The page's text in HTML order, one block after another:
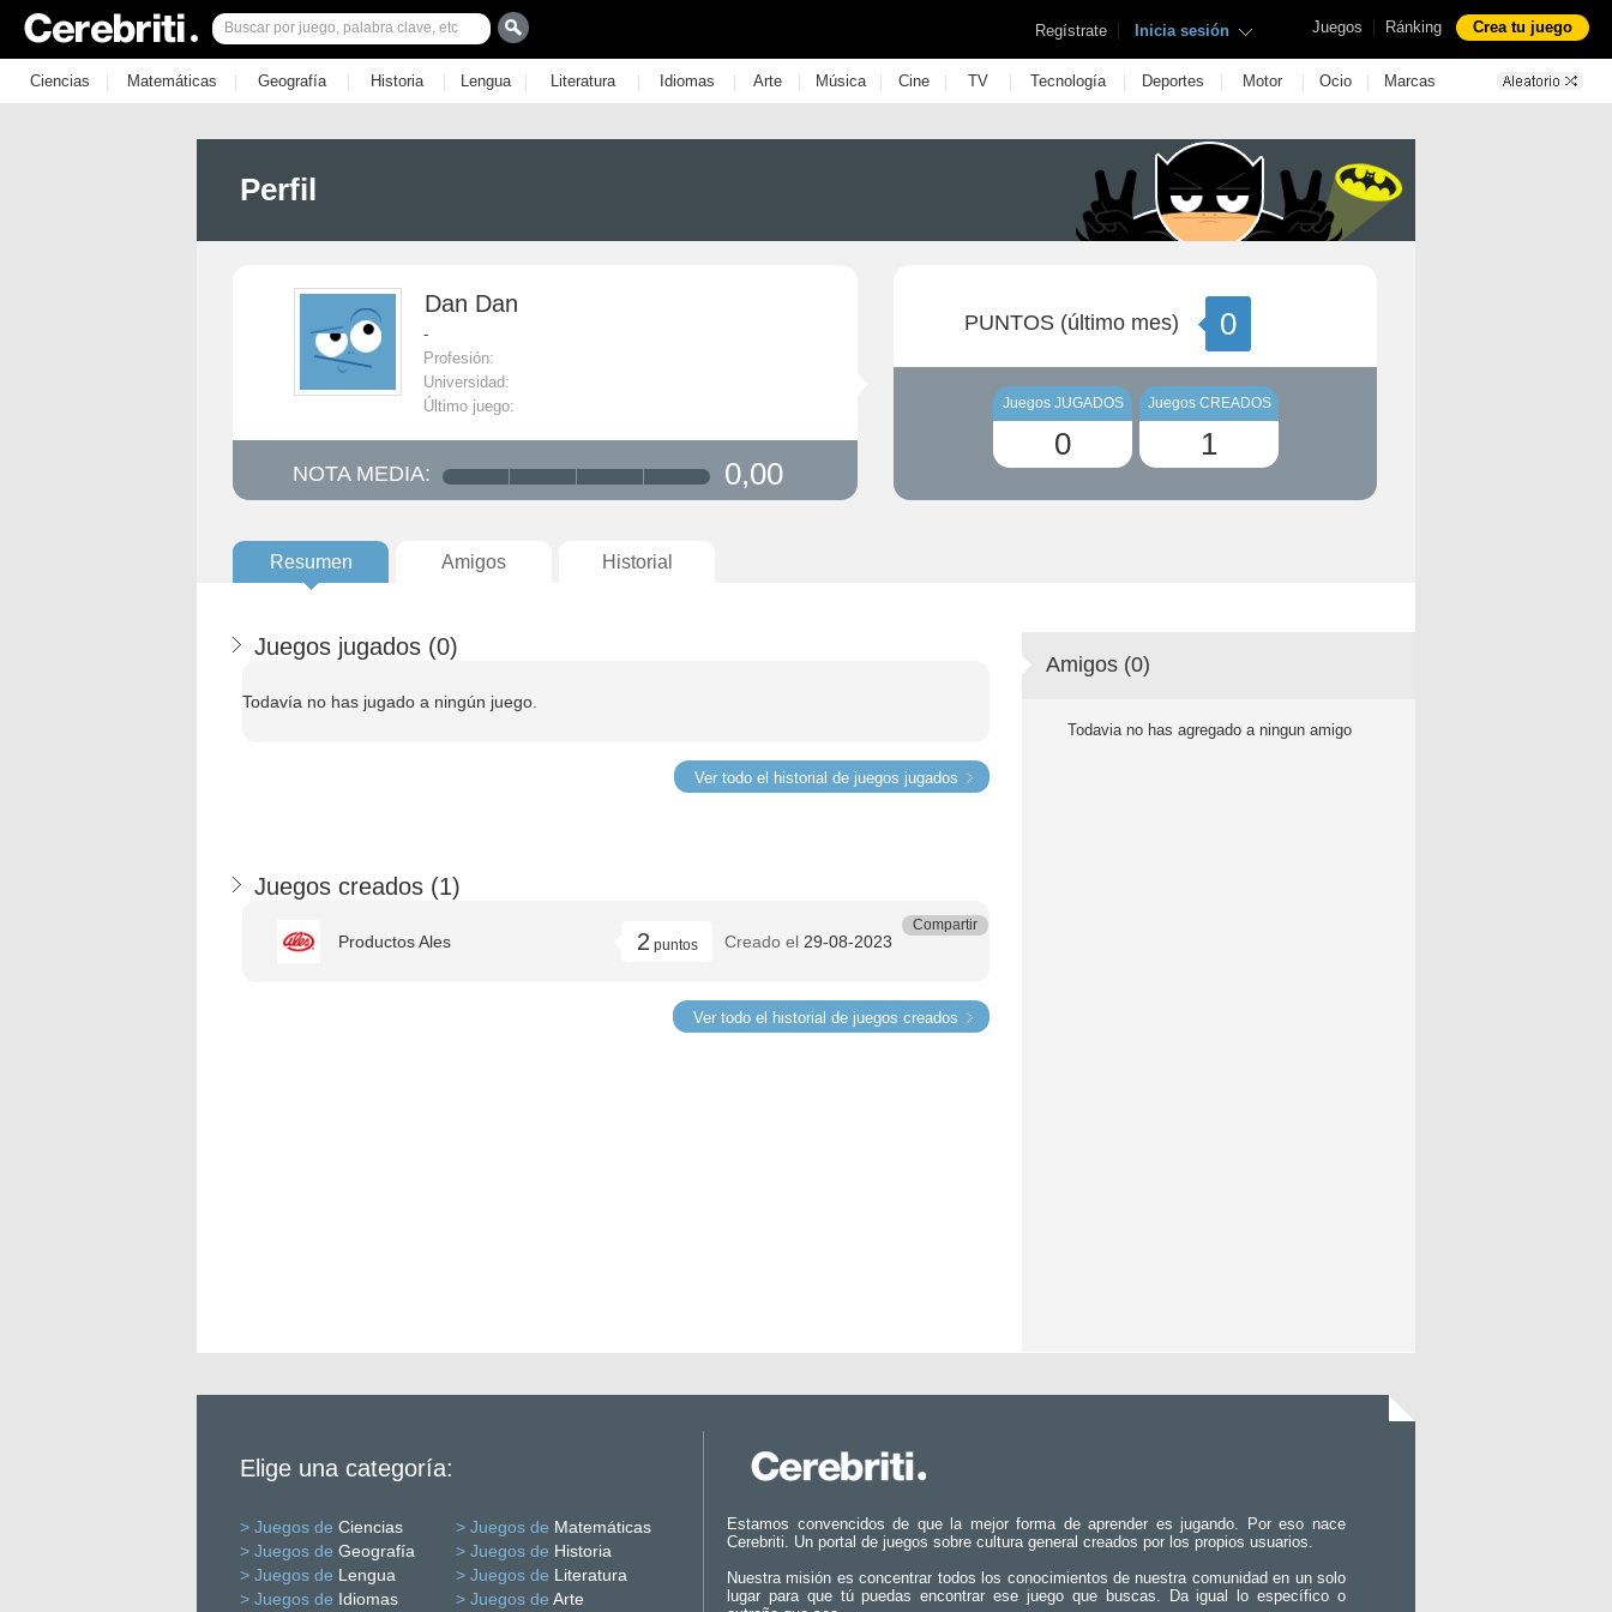
Juegos | Ránking Crea tu juego
Regístrate | Inicia sesión
Ciencias | Matemáticas | Geografía | Historia | Lengua | Literatura | Idiomas | Arte | Música | Cine | TV | Tecnología | Deportes | Motor | Ocio | Marcas
Perfil
Dan Dan
-
Profesión:
Universidad:
Último juego:
NOTA MEDIA: 0,00
PUNTOS (último mes) 0
Juegos JUGADOS
0
Juegos CREADOS
1
Resumen Amigos Historial
Juegos jugados (0)
Todavía no has jugado a ningún juego.
Ver todo el historial de juegos jugados
Juegos creados (1)
Productos Ales 2puntos Creado el 29-08-2023
Compartir
Ver todo el historial de juegos creados
Amigos (0)
Todavia no has agregado a ningun amigo
Elige una categoría:
> Juegos de Ciencias > Juegos de Matemáticas
> Juegos de Geografía > Juegos de Historia
> Juegos de Lengua > Juegos de Literatura
> Juegos de Idiomas > Juegos de Arte
Estamos convencidos de que la mejor forma de aprender es jugando. Por eso nace
Cerebriti. Un portal de juegos sobre cultura general creados por los propios usuarios.
Nuestra misión es concentrar todos los conocimientos de nuestra comunidad en un solo
lugar para que tú puedas encontrar ese juego que buscas. Da igual lo específico o